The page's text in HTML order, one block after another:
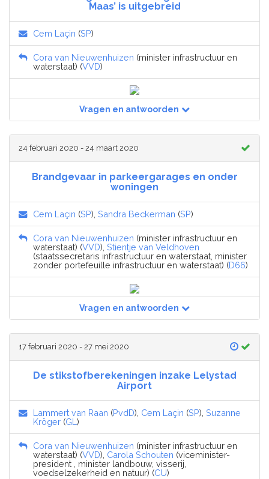
Maas’ is uitgebreid
Cem Laçin (SP)
Cora van Nieuwenhuizen (minister infrastructuur en
waterstaat) (VVD)
Vragen en antwoorden
24 februari 2020 - 24 maart 2020
Brandgevaar in parkeergarages en onder
woningen
Cem Laçin (SP), Sandra Beckerman (SP)
Cora van Nieuwenhuizen (minister infrastructuur en
waterstaat) (VVD), Stientje van Veldhoven
(staatssecretaris infrastructuur en waterstaat, minister
zonder portefeuille infrastructuur en waterstaat) (D66)
Vragen en antwoorden
17 februari 2020 - 27 mei 2020
De stikstofberekeningen inzake Lelystad
Airport
Lammert van Raan (PvdD), Cem Laçin (SP), Suzanne
Kröger (GL )
Cora van Nieuwenhuizen (minister infrastructuur en
waterstaat) (VVD), Carola Schouten (viceminister-
president , minister landbouw, visserij,
voedselzekerheid en natuur) (CU)